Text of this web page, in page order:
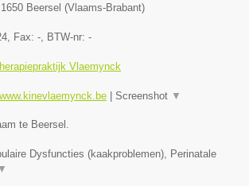
1650 Beersel (Vlaams-Brabant)
, Fax: - , BTW-nr: -
Vlaemynck
Screenshot ▼
te Beersel.
Dysfuncties (kaakproblemen), Perinatale
▼